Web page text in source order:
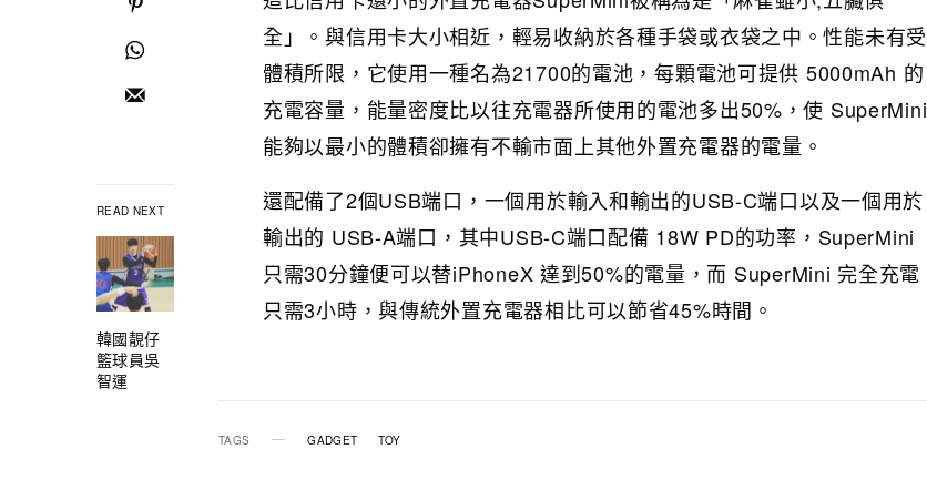
READ NEXT
韓國靚仔
籃球員吳
智運
全」。與信用卡大小相近，輕易收納於各種手袋或衣袋之中。性能未有受
體積所限，它使用一種名為21700的電池，每顆電池可提供 5000mAh 的
充電容量，能量密度比以往充電器所使用的電池多出50%，使 SuperMini
能夠以最小的體積卻擁有不輸市面上其他外置充電器的電量。
還配備了2個USB端口，一個用於輸入和輸出的USB-C端口以及一個用於
輸出的 USB-A端口，其中USB-C端口配備 18W PD的功率，SuperMini
只需30分鐘便可以替iPhoneX 達到50%的電量，而 SuperMini 完全充電
只需3小時，與傳統外置充電器相比可以節省45%時間。
TAGS GADGET TOY